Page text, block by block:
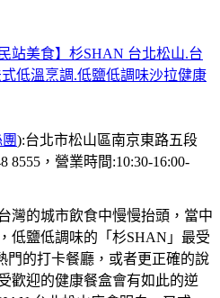
站美食】杉SHAN 台北松山.台
低溫烹調.低鹽低調味沙拉健康
):台北市松山區南京東路五段
8555，營業時間:10:30-16:00-
灣的城市飲食中慢慢抬頭，當中
低鹽低調味的「杉SHAN」最受
門的打卡餐廳，或者更正確的說
歡迎的健康餐盒會有如此的逆